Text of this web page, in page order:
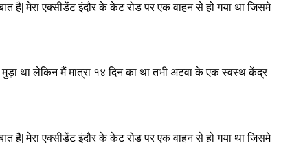
है| मेरा एक्सीडेंट इंदौर के केट रोड पर एक वाहन से हो गया था जिसमे
मुड़ा था लेकिन मैं मात्रा १४ दिन का था तभी अटवा के एक स्वस्थ केंद्र
है| मेरा एक्सीडेंट इंदौर के केट रोड पर एक वाहन से हो गया था जिसमे